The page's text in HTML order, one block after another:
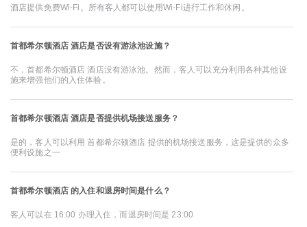
酒店提供免费Wi-Fi。所有客人都可以使用Wi-Fi进行工作和休闲。
首都希尔顿酒店 酒店是否设有游泳池设施？
不，首都希尔顿酒店 酒店没有游泳池。然而，客人可以充分利用各种其他设
施来增强他们的入住体验。
首都希尔顿酒店 酒店是否提供机场接送服务？
是的，客人可以利用 首都希尔顿酒店 提供的机场接送服务，这是提供的众多
便利设施之一
首都希尔顿酒店 的入住和退房时间是什么？
客人可以在 16:00 办理入住，而退房时间是 23:00